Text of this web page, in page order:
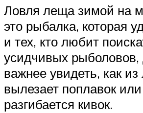
Ловля леща зимой на
это рыбалка, которая
и тех, кто любит
усидчивых рыболовов,
важнее увидеть, как из
вылезает поплавок
разгибается кивок.